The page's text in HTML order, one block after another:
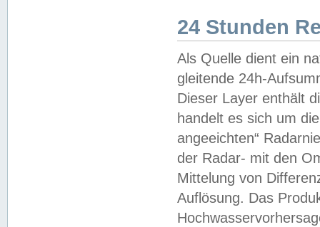
24 Stunden
Als Quelle dient ein
gleitende 24h-
Dieser Layer enthält
handelt es sich um
angeeichten“
der Radar- mit den
Mittelung von
Auflösung. Das